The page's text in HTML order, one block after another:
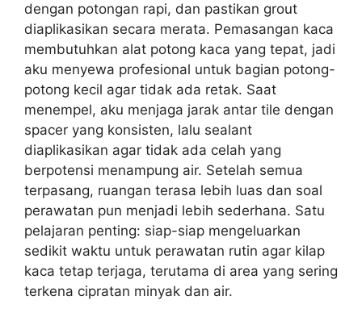
dengan potongan rapi, dan pastikan grout
diaplikasikan secara merata. Pemasangan kaca
membutuhkan alat potong kaca yang tepat, jadi
aku menyewa profesional untuk bagian potong-
potong kecil agar tidak ada retak. Saat
menempel, aku menjaga jarak antar tile dengan
spacer yang konsisten, lalu sealant
diaplikasikan agar tidak ada celah yang
berpotensi menampung air. Setelah semua
terpasang, ruangan terasa lebih luas dan soal
perawatan pun menjadi lebih sederhana. Satu
pelajaran penting: siap-siap mengeluarkan
sedikit waktu untuk perawatan rutin agar kilap
kaca tetap terjaga, terutama di area yang sering
terkena cipratan minyak dan air.